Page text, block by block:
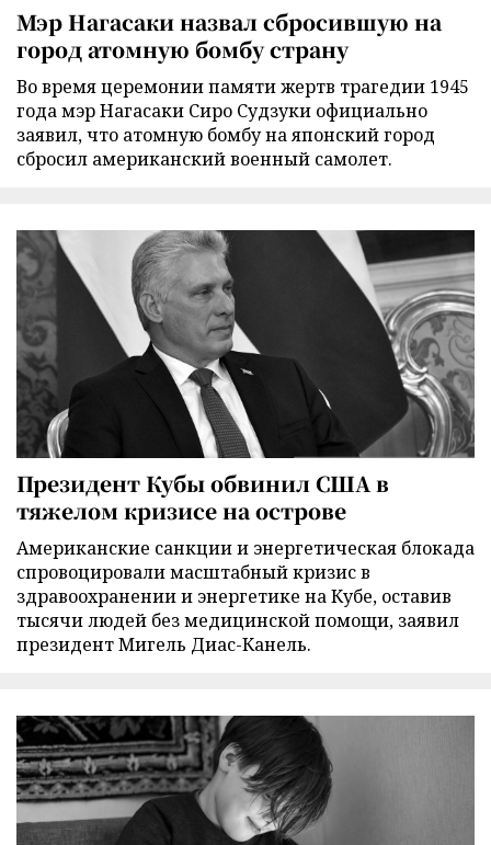
Мэр Нагасаки назвал сбросившую на
город атомную бомбу страну
Во время церемонии памяти жертв трагедии 1945
года мэр Нагасаки Сиро Судзуки официально
заявил, что атомную бомбу на японский город
сбросил американский военный самолет.
Президент Кубы обвинил США в
тяжелом кризисе на острове
Американские санкции и энергетическая блокада
спровоцировали масштабный кризис в
здравоохранении и энергетике на Кубе, оставив
тысячи людей без медицинской помощи, заявил
президент Мигель Диас-Канель.